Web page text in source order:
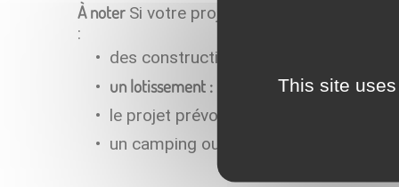
À noterSi votre projet est concerné par un
:
des constructions : la surface de
un lotissement : le nombre maximum de
le projet prévoit des démolitions : la
un camping ou un parc résidentiel de
This site